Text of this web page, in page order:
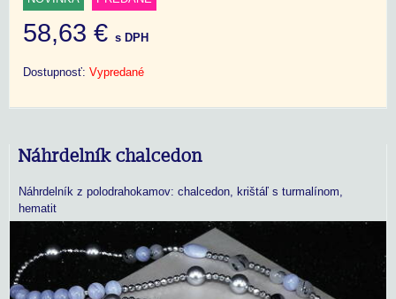
58,63 € s DPH
Dostupnosť: Vypredané
Náhrdelník chalcedon
Náhrdelník z polodrahokamov: chalcedon, krištáľ s turmalínom,
hematit